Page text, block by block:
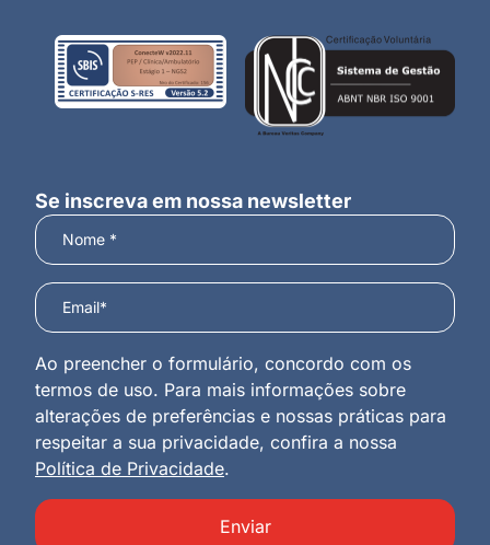
Se inscreva em nossa newsletter
Ao preencher o formulário, concordo com os
termos de uso. Para mais informações sobre
alterações de preferências e nossas práticas para
respeitar a sua privacidade, confira a nossa
Política de Privacidade.
Enviar